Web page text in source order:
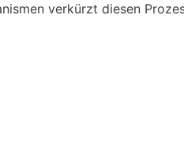
verkürzt diesen